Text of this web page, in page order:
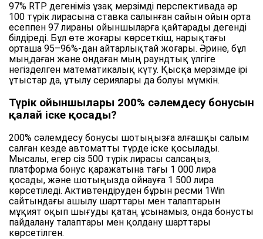
97% RTP дегеніміз ұзақ мерзімді перспективада әр
100 түрік лирасына ставка салынған сайын ойын орта
есеппен 97 лираны ойыншыларға қайтарады дегенді
білдіреді. Бұл өте жоғары көрсеткіш, нарықтағы
орташа 95–96%-дан айтарлықтай жоғары. Әрине, бұл
мыңдаған және ондаған мың раундтық үлгіге
негізделген математикалық күту. Қысқа мерзімде ірі
ұтыстар да, ұтылу сериялары да болуы мүмкін.
Түрік ойыншылары 200% сәлемдесу бонусын
қалай іске қосады?
200% сәлемдесу бонусы шотыңызға алғашқы салым
салған кезде автоматты түрде іске қосылады.
Мысалы, егер сіз 500 түрік лирасы салсаңыз,
платформа бонус қаражатына тағы 1 000 лира
қосады, және шотыңызда ойнауға 1 500 лира
көрсетіледі. Активтендіруден бұрын ресми 1Win
сайтындағы ашылу шарттары мен талаптарын
мұқият оқып шығуды қатаң ұсынамыз, онда бонусты
пайдалану талаптары мен қолдану шарттары
көрсетілген.